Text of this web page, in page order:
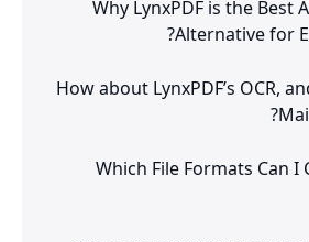
Why LynxPDF is the Best
Alternative for
How about LynxPDF’s OCR,
Which File Formats Can I